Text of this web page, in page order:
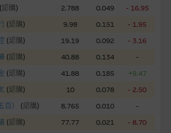
(認購) 2.788 0.049
- 16.95
(認購) 9.98 0.151
- 1.95
(認購) 19.19 0.092
- 3.16
(認購) 40.88 0.134
-
(認購) 41.88 0.185
+9.47
(認購) 10 0.078
- 2.50
百） (認購) 8.765 0.010
-
(認購) 77.77 0.021
- 8.70
關於市場上相關產品及機構的資訊。麥格
容及所介紹的產品或服務，均無任何操控
格理集團建議閣下自行向本網站述及或連
，載有第三者網站的連結，不應視為該第
理的網站，但麥格理集團並非授權網站瀏